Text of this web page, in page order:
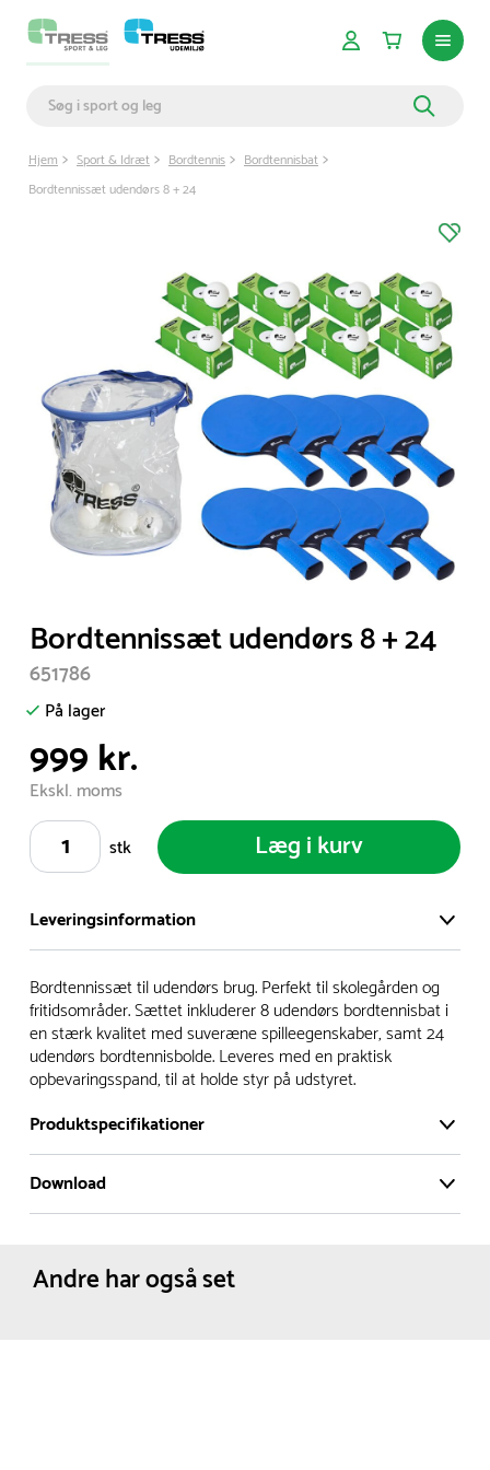
Hjem Sport & Idræt Bordtennis
Bordtennisbat
Bordtennissæt udendørs 8 + 24
1
of
1
Bordtennissæt udendørs 8 + 24
651786
På lager
999 kr.
Ekskl. moms
stk
Læg i kurv
Leveringsinformation
Vi har et stort og effektivt lager på ca. 6.000 kvadratmeter
med mere end 5.000 forskellige produkter på hylderne til
omgående levering.
- Leveringstiden på lagervarer er i Danmark normalt 1-3
hverdage
- Leveringstiden på specialvarer og bestillingsvarer oplyses
ved bestilling
- I tilfælde af restordre vil kundeservice kontakte dig via e-
leveringstidspunkt
Bordtennissæt til udendørs brug. Perfekt til skolegården og
fritidsområder. Sættet inkluderer 8 udendørs bordtennisbat i
en stærk kvalitet med suveræne spilleegenskaber, samt 24
udendørs bordtennisbolde. Leveres med en praktisk
opbevaringsspand, til at holde styr på udstyret.
Produktspecifikationer
Netto vægt:
Download
Andre har også set